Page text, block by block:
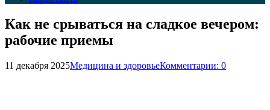
Как не срываться на сладкое вечером:
рабочие приемы
11 декабря 2025Медицина и здоровьеКомментарии: 0